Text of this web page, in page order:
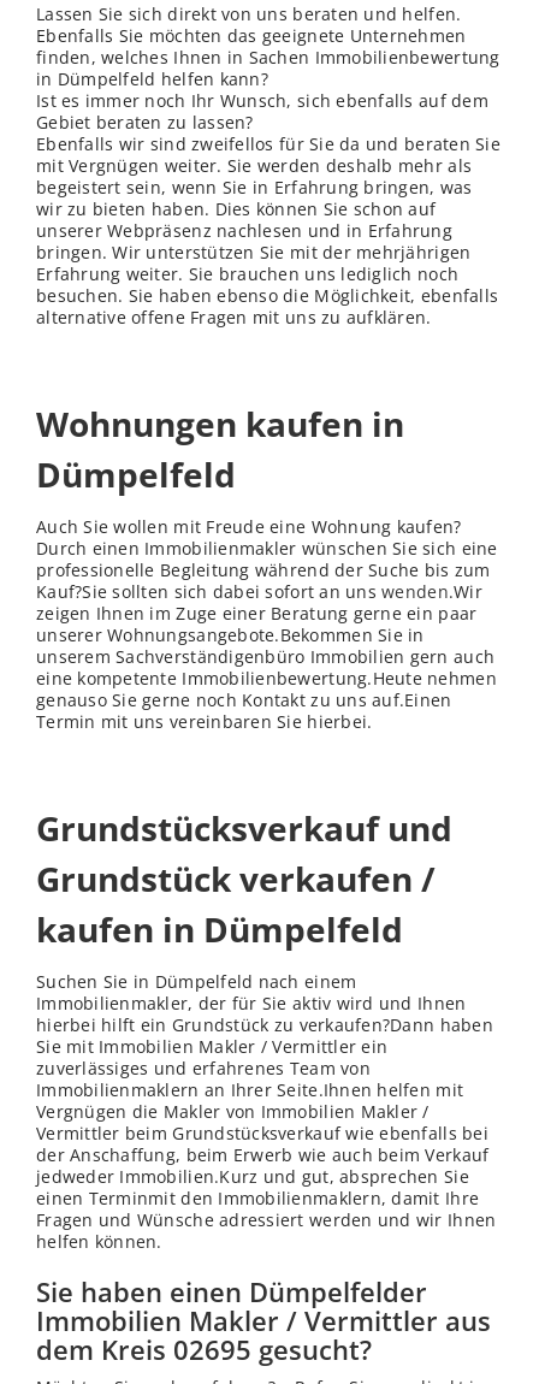
Lassen Sie sich direkt von uns beraten und helfen.
Ebenfalls Sie möchten das geeignete Unternehmen
finden, welches Ihnen in Sachen Immobilienbewertung
in Dümpelfeld helfen kann?
Ist es immer noch Ihr Wunsch, sich ebenfalls auf dem
Gebiet beraten zu lassen?
Ebenfalls wir sind zweifellos für Sie da und beraten Sie
mit Vergnügen weiter. Sie werden deshalb mehr als
begeistert sein, wenn Sie in Erfahrung bringen, was
wir zu bieten haben. Dies können Sie schon auf
unserer Webpräsenz nachlesen und in Erfahrung
bringen. Wir unterstützen Sie mit der mehrjährigen
Erfahrung weiter. Sie brauchen uns lediglich noch
besuchen. Sie haben ebenso die Möglichkeit, ebenfalls
alternative offene Fragen mit uns zu aufklären.
Wohnungen kaufen in
Dümpelfeld
Auch Sie wollen mit Freude eine Wohnung kaufen?
Durch einen Immobilienmakler wünschen Sie sich eine
professionelle Begleitung während der Suche bis zum
Kauf?Sie sollten sich dabei sofort an unswenden.Wir
zeigen Ihnen im Zuge einer Beratung gerne ein paar
unserer Wohnungsangebote.Bekommen Sie in
unserem Sachverständigenbüro Immobilien gern auch
eine kompetente Immobilienbewertung.Heute nehmen
genauso Sie gerne noch Kontakt zu uns auf.Einen
Termin mit uns vereinbaren Sie hierbei.
Grundstücksverkauf und
Grundstück verkaufen /
kaufen in Dümpelfeld
Suchen Sie in Dümpelfeld nach einem
Immobilienmakler, der für Sie aktiv wird und Ihnen
hierbei hilft ein Grundstück zu verkaufen?Dann haben
Sie mit Immobilien Makler / Vermittler ein
zuverlässiges und erfahrenes Team von
Immobilienmaklern an Ihrer Seite.Ihnen helfen mit
Vergnügen die Makler von Immobilien Makler /
Vermittler beim Grundstücksverkauf wie ebenfalls bei
der Anschaffung, beim Erwerb wie auch beim Verkauf
jedweder Immobilien.Kurz und gut, absprechen Sie
einen Terminmit den Immobilienmaklern, damit Ihre
Fragen und Wünsche adressiert werden und wir Ihnen
helfen können.
Sie haben einen Dümpelfelder
Immobilien Makler / Vermittler aus
dem Kreis 02695 gesucht?